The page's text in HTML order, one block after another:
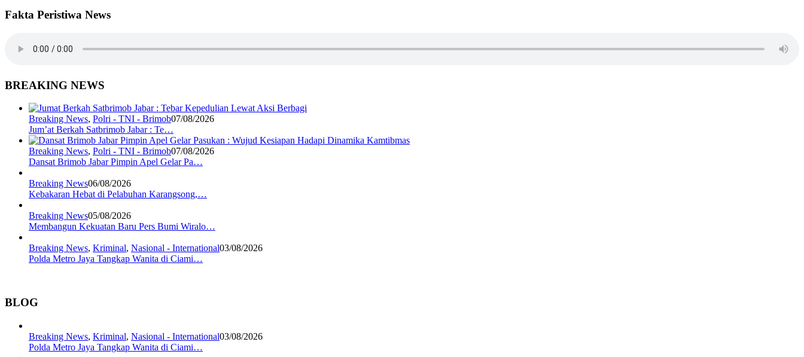
Fakta Peristiwa News
BREAKING NEWS
Breaking News, Polri - TNI - Brimob07/08/2026
Jum’at Berkah Satbrimob Jabar : Te…
Breaking News, Polri - TNI - Brimob07/08/2026
Dansat Brimob Jabar Pimpin Apel Gelar Pa…
Breaking News06/08/2026
Kebakaran Hebat di Pelabuhan Karangsong,…
Breaking News05/08/2026
Membangun Kekuatan Baru Pers Bumi Wiralo…
Breaking News, Kriminal, Nasional - International03/08/2026
Polda Metro Jaya Tangkap Wanita di Ciami…
BLOG
Breaking News, Kriminal, Nasional - International03/08/2026
Polda Metro Jaya Tangkap Wanita di Ciami…